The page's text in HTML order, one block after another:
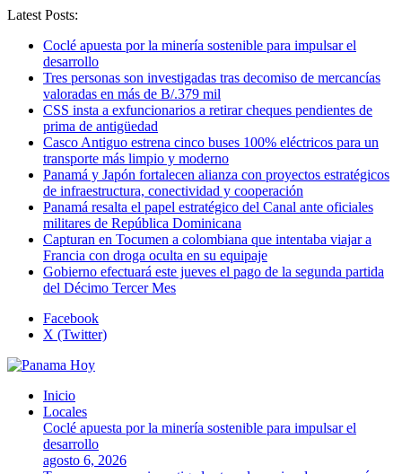
Latest Posts:
Coclé apuesta por la minería sostenible para impulsar el
desarrollo
Tres personas son investigadas tras decomiso de mercancías
valoradas en más de B/.379 mil
CSS insta a exfuncionarios a retirar cheques pendientes de
prima de antigüedad
Casco Antiguo estrena cinco buses 100% eléctricos para un
transporte más limpio y moderno
Panamá y Japón fortalecen alianza con proyectos estratégicos
de infraestructura, conectividad y cooperación
Panamá resalta el papel estratégico del Canal ante oficiales
militares de República Dominicana
Capturan en Tocumen a colombiana que intentaba viajar a
Francia con droga oculta en su equipaje
Gobierno efectuará este jueves el pago de la segunda partida
del Décimo Tercer Mes
Facebook
X (Twitter)
Inicio
Locales
Coclé apuesta por la minería sostenible para impulsar el
desarrollo
agosto 6, 2026